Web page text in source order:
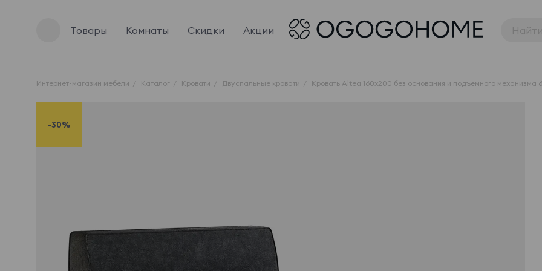
Товары Комнаты Скидки Акции
Интернет-магазин мебели Каталог Кровати Двуспальные кровати Кровать Altea 160x200 без основания и подъемного механизма
-30%